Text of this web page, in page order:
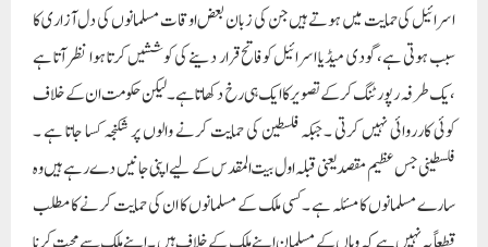
اسرائیل کی حمایت میں ہوتے ہیں جن کی زبان بعض اوقات مسلمانوں کی دل آزاری کا
سبب ہوتی ہے،گودی میڈیا اسرائیل کو فاتح قرار دینے کی کوششیں کرتا ہوا نظر آتا ہے
،یک طرفہ رپورٹنگ کرکے تصویر کا ایک ہی رخ دکھاتا ہے ۔ لیکن حکومت ان کے خلاف
کوئی کارروائی نہیں کرتی ۔جبکہ فلسطین کی حمایت کرنے والوں پر شکنجہ کسا جاتا ہے ۔
فلسطینی جس عظیم مقصد یعنی قبلہ اول بیت المقدس کے لیے اپنی جانیں دے رہے ہیں وہ
سارے مسلمانوں کا مسئلہ ہے ۔کسی ملک کے مسلمانوں کا ان کی حمایت کرنے کا مطلب